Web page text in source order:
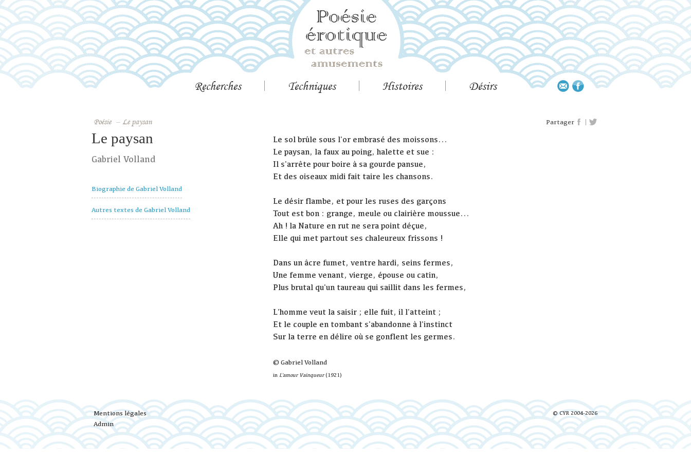
Recherches Techniques Histoires Désirs
Poésie – Le paysan Partager |
Le paysan
Gabriel Volland
Biographie de Gabriel Volland
Autres textes de Gabriel Volland
Le sol brûle sous l'or embrasé des moissons...
Le paysan, la faux au poing, halette et sue :
Il s'arrête pour boire à sa gourde pansue,
Et des oiseaux midi fait taire les chansons.
Le désir flambe, et pour les ruses des garçons
Tout est bon : grange, meule ou clairière moussue...
Ah ! la Nature en rut ne sera point déçue,
Elle qui met partout ses chaleureux frissons !
Dans un âcre fumet, ventre hardi, seins fermes,
Une femme venant, vierge, épouse ou catin,
Plus brutal qu'un taureau qui saillit dans les fermes,
L'homme veut la saisir ; elle fuit, il l'atteint ;
Et le couple en tombant s'abandonne à l'instinct
Sur la terre en délire où se gonflent les germes.
© Gabriel Volland
in L'amour Vainqueur(1921)
© CYR 2004-2026
Mentions légales
Admin